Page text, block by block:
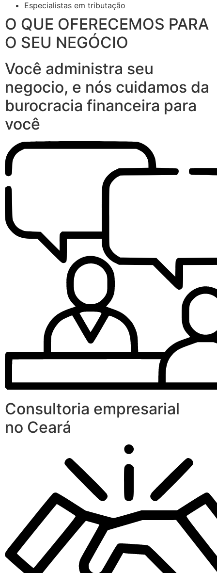
Especialistas em tributação
O QUE OFERECEMOS PARA
O SEU NEGÓCIO
Você administra seu
negocio, e nós cuidamos da
burocracia financeira para
você
Consultoria empresarial
no Ceará